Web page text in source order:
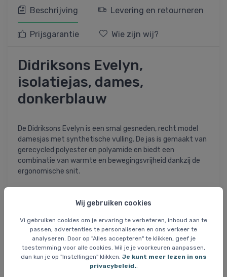
Wij gebruiken cookies
Vi gebruiken cookies om je ervaring te verbeteren, inhoud aan te
passen, advertenties te personaliseren en ons verkeer te
analyseren. Door op "Alles accepteren" te klikken, geef je
toestemming voor alle cookies. Wil je je voorkeuren aanpassen,
dan kun je op "Instellingen" klikken. Je kunt meer lezen in ons
privacybeleid.
Beschrijving Levering en retourneren
Prijsgarantie Wie zijn wij?
Didriksons Evelyn,
isolatiejas, dames,
donkerblauw
De Didriksons Evelyn is een smal gesneden, recht model
damesjas met synthetische vulling. De jas is gemaakt van
gerecycled polyester en polyamide en biedt een
combinatie van warmte en bewegingsvrijheid dankzij de
ergonomische snit.
beschermende klep. De vulling van losse vezels (ca. 100
De jas sluit met een rits en heeft elastische boorden aan
de zoom en mouwen. Met twee buitenzakken met
knoopsluiting en drie binnenzakken is er voldoende ruimte
voor je benodigdheden.